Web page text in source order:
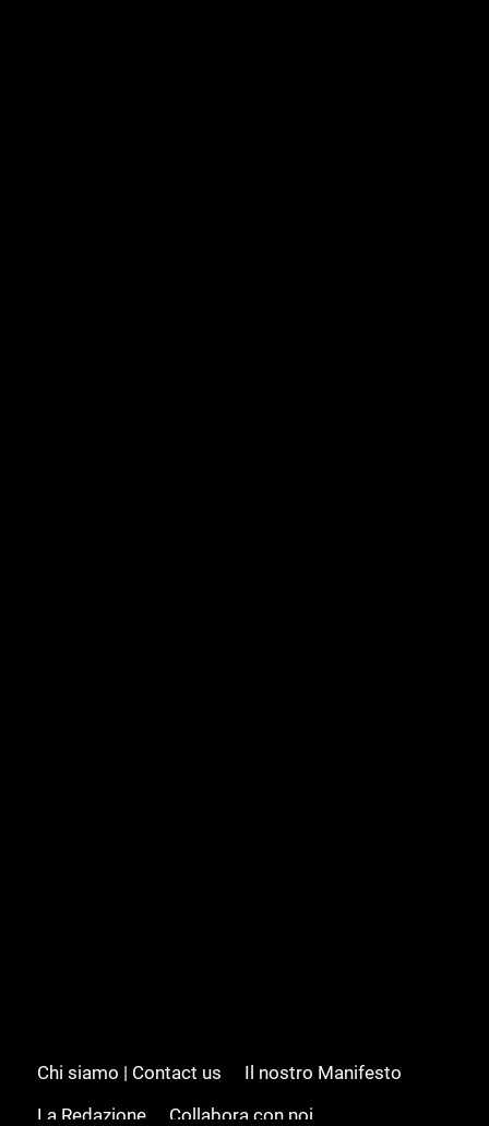
Chi siamo | Contact us
Il nostro Manifesto
La Redazione
Collabora con noi